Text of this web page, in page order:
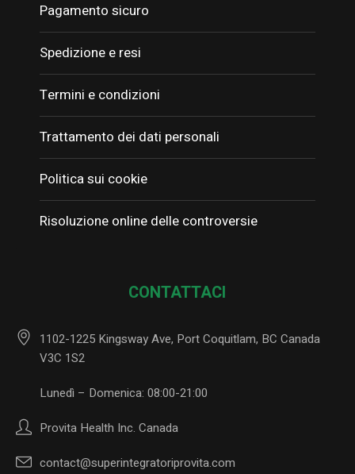
Pagamento sicuro
Spedizione e resi
Termini e condizioni
Trattamento dei dati personali
Politica sui cookie
Risoluzione online delle controversie
CONTATTACI
1102-1225 Kingsway Ave, Port Coquitlam, BC Canada
V3C 1S2
Lunedì – Domenica: 08:00-21:00
Provita Health Inc. Canada
contact@superintegratoriprovita.com